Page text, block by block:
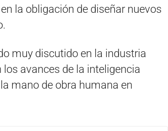
la obligación de diseñar nuevos
muy discutido en la industria
avances de la inteligencia
mano de obra humana en